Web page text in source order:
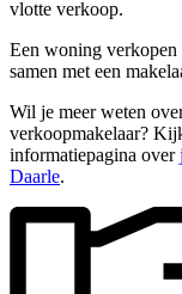
vlotte verkoop.
Een woning
samen met een
Wil je meer weten
verkoopmakelaar?
informatiepagina over
Daarle.